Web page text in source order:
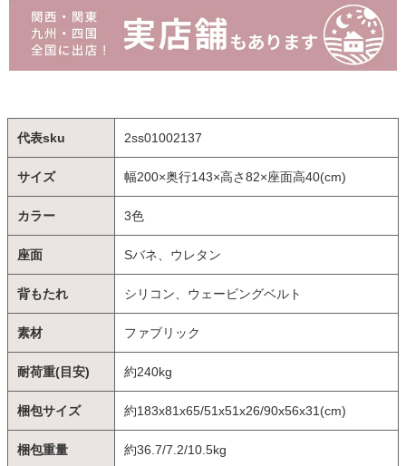
代表sku 2ss01002137
サイズ 幅200×奥行143×高さ82×座面高40(cm)
カラー 3色
座面 Sバネ、ウレタン
背もたれ シリコン、ウェービングベルト
素材 ファブリック
耐荷重(目安) 約240kg
梱包サイズ 約183x81x65/51x51x26/90x56x31(cm)
梱包重量 約36.7/7.2/10.5kg